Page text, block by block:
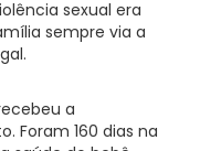
sexual era
sempre via a
a
Foram 160 dias na